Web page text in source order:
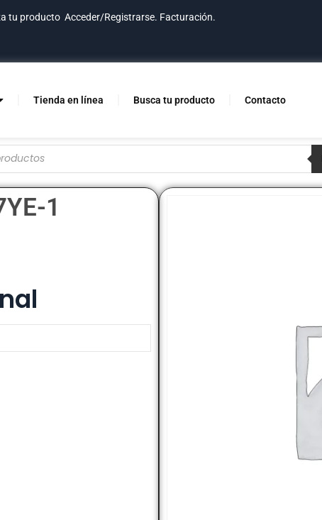
tu producto Acceder/Registrarse. Facturación.
Tienda en línea Busca tu producto Contacto
1